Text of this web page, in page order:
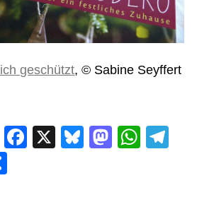
geschützt, © Sabine Seyffert
F
X
Bl
M
W